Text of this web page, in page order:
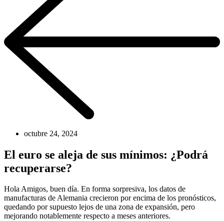
octubre 24, 2024
El euro se aleja de sus mínimos: ¿Podrá
recuperarse?
Hola Amigos, buen día. En forma sorpresiva, los datos de
manufacturas de Alemania crecieron por encima de los pronósticos,
quedando por supuesto lejos de una zona de expansión, pero
mejorando notablemente respecto a meses anteriores.